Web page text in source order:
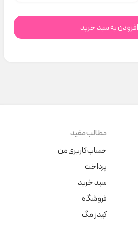
افزودن به سبد خرید
مطالب مفید
حساب کاربری من
پرداخت
سبد خرید
فروشگاه
کیدز مگ